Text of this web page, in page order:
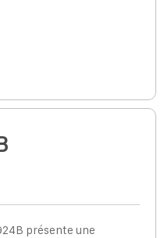
présente une